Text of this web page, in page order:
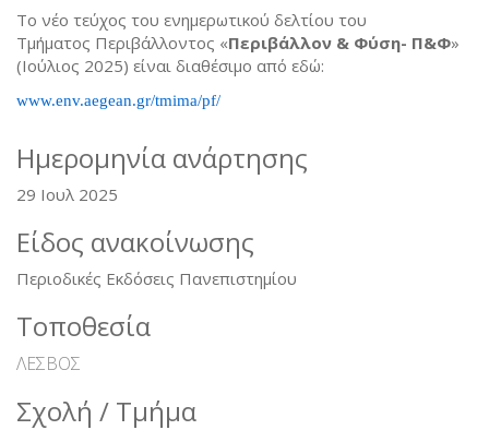
Το νέο τεύχος του ενημερωτικού δελτίου του
Τμήματος Περιβάλλοντος «Περιβάλλον & Φύση- Π&Φ»
(Ιούλιος 2025) είναι διαθέσιμο από εδώ:
www.env.aegean.gr/tmima/pf/
Ημερομηνία ανάρτησης
29 Ιουλ 2025
Είδος ανακοίνωσης
Περιοδικές Εκδόσεις Πανεπιστημίου
Τοποθεσία
ΛΕΣΒΟΣ
Σχολή / Τμήμα